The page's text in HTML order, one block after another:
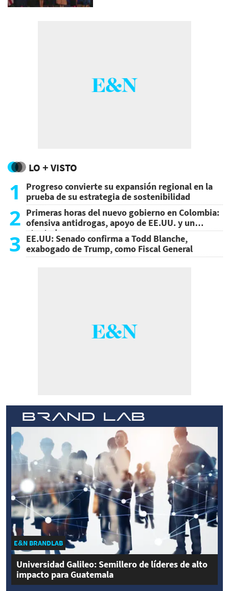
LO + VISTO
1
Progreso convierte su expansión regional en la
prueba de su estrategia de sostenibilidad
2 Primeras horas del nuevo gobierno en Colombia:
ofensiva antidrogas, apoyo de EE.UU. y un
atentado
3 EE.UU: Senado confirma a Todd Blanche,
exabogado de Trump, como Fiscal General
E&N BRANDLAB
Universidad Galileo: Semillero de líderes de alto
impacto para Guatemala